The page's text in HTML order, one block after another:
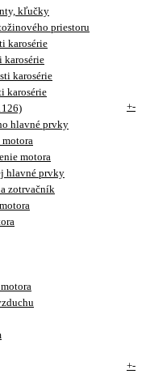
kľučky
priestoru
karosérie
karosérie
karosérie
karosérie
+-
hlavné prvky
motora
hlavné prvky
zotrvačník
+-